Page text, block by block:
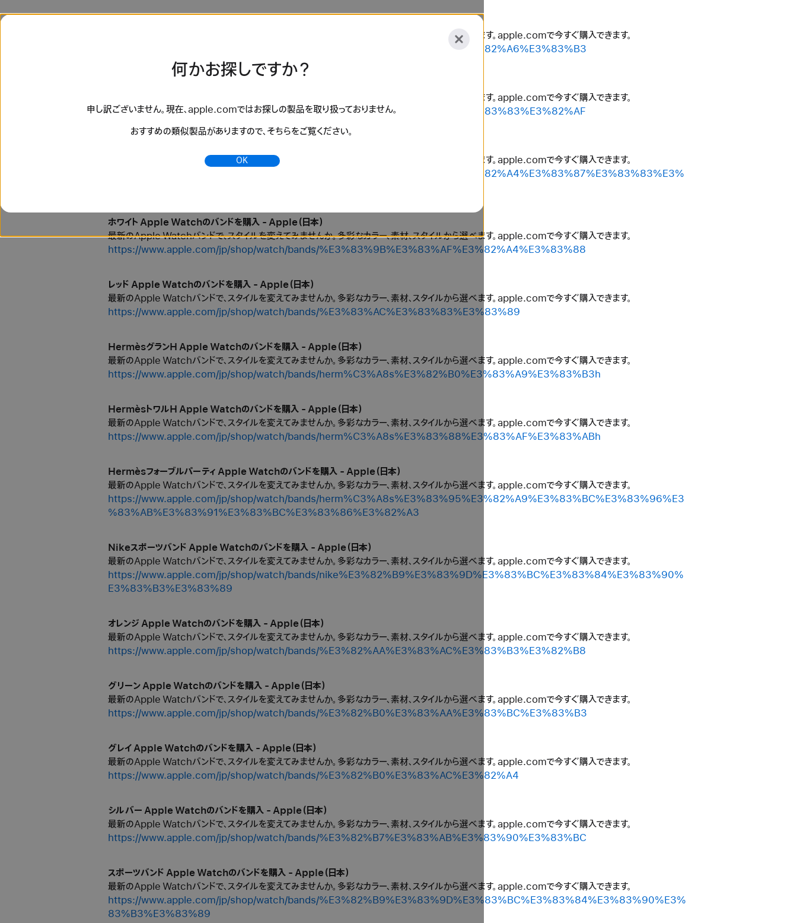
最新のApple Watchバンドで、スタイルを変えてみませんか。多彩なカラー、素材、スタイルから選べます。apple.comで今すぐ購入できます。
https://www.apple.com/jp/shop/watch/bands/%E3%83%96%E3%83%A9%E3%82%A6%E3%83%B3
最新のApple Watchバンドで、スタイルを変えてみませんか。多彩なカラー、素材、スタイルから選べます。apple.comで今すぐ購入できます。
https://www.apple.com/jp/shop/watch/bands/%E3%83%96%E3%83%A9%E3%83%83%E3%82%AF
最新のApple Watchバンドで、スタイルを変えてみませんか。多彩なカラー、素材、スタイルから選べます。apple.comで今すぐ購入できます。
https://www.apple.com/jp/shop/watch/bands/%E3%83%96%E3%83%AC%E3%82%A4%E3%83%87%E3%83%83%E3%
ホワイト Apple Watchのバンドを購入 - Apple（日本）
最新のApple Watchバンドで、スタイルを変えてみませんか。多彩なカラー、素材、スタイルから選べます。apple.comで今すぐ購入できます。
https://www.apple.com/jp/shop/watch/bands/%E3%83%9B%E3%83%AF%E3%82%A4%E3%83%88
レッド Apple Watchのバンドを購入 - Apple（日本）
最新のApple Watchバンドで、スタイルを変えてみませんか。多彩なカラー、素材、スタイルから選べます。apple.comで今すぐ購入できます。
https://www.apple.com/jp/shop/watch/bands/%E3%83%AC%E3%83%83%E3%83%89
HermèsグランH Apple Watchのバンドを購入 - Apple（日本）
最新のApple Watchバンドで、スタイルを変えてみませんか。多彩なカラー、素材、スタイルから選べます。apple.comで今すぐ購入できます。
https://www.apple.com/jp/shop/watch/bands/herm%C3%A8s%E3%82%B0%E3%83%A9%E3%83%B3h
HermèsトワルH Apple Watchのバンドを購入 - Apple（日本）
最新のApple Watchバンドで、スタイルを変えてみませんか。多彩なカラー、素材、スタイルから選べます。apple.comで今すぐ購入できます。
https://www.apple.com/jp/shop/watch/bands/herm%C3%A8s%E3%83%88%E3%83%AF%E3%83%ABh
Hermèsフォーブルパーティ Apple Watchのバンドを購入 - Apple（日本）
最新のApple Watchバンドで、スタイルを変えてみませんか。多彩なカラー、素材、スタイルから選べます。apple.comで今すぐ購入できます。
https://www.apple.com/jp/shop/watch/bands/herm%C3%A8s%E3%83%95%E3%82%A9%E3%83%BC%E3%83%96%E3
%83%AB%E3%83%91%E3%83%BC%E3%83%86%E3%82%A3
Nikeスポーツバンド Apple Watchのバンドを購入 - Apple（日本）
最新のApple Watchバンドで、スタイルを変えてみませんか。多彩なカラー、素材、スタイルから選べます。apple.comで今すぐ購入できます。
https://www.apple.com/jp/shop/watch/bands/nike%E3%82%B9%E3%83%9D%E3%83%BC%E3%83%84%E3%83%90%
E3%83%B3%E3%83%89
オレンジ Apple Watchのバンドを購入 - Apple（日本）
最新のApple Watchバンドで、スタイルを変えてみませんか。多彩なカラー、素材、スタイルから選べます。apple.comで今すぐ購入できます。
https://www.apple.com/jp/shop/watch/bands/%E3%82%AA%E3%83%AC%E3%83%B3%E3%82%B8
グリーン Apple Watchのバンドを購入 - Apple（日本）
最新のApple Watchバンドで、スタイルを変えてみませんか。多彩なカラー、素材、スタイルから選べます。apple.comで今すぐ購入できます。
https://www.apple.com/jp/shop/watch/bands/%E3%82%B0%E3%83%AA%E3%83%BC%E3%83%B3
グレイ Apple Watchのバンドを購入 - Apple（日本）
最新のApple Watchバンドで、スタイルを変えてみませんか。多彩なカラー、素材、スタイルから選べます。apple.comで今すぐ購入できます。
https://www.apple.com/jp/shop/watch/bands/%E3%82%B0%E3%83%AC%E3%82%A4
シルバー Apple Watchのバンドを購入 - Apple（日本）
最新のApple Watchバンドで、スタイルを変えてみませんか。多彩なカラー、素材、スタイルから選べます。apple.comで今すぐ購入できます。
https://www.apple.com/jp/shop/watch/bands/%E3%82%B7%E3%83%AB%E3%83%90%E3%83%BC
スポーツバンド Apple Watchのバンドを購入 - Apple（日本）
最新のApple Watchバンドで、スタイルを変えてみませんか。多彩なカラー、素材、スタイルから選べます。apple.comで今すぐ購入できます。
https://www.apple.com/jp/shop/watch/bands/%E3%82%B9%E3%83%9D%E3%83%BC%E3%83%84%E3%83%90%E3%
83%B3%E3%83%89
何かお探しですか？
申し訳ございません。現在、apple.comではお探しの製品を取り扱っておりません。
おすすめの類似製品がありますので、そちらをご覧ください。
OK